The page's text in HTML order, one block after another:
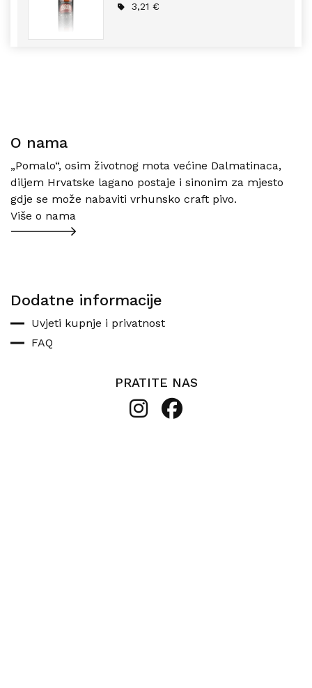
5
3,21€
O nama
„Pomalo“, osim životnog mota većine Dalmatinaca,
diljem Hrvatske lagano postaje i sinonim za mjesto
gdje se može nabaviti vrhunsko craft pivo.
Više o nama
Dodatne informacije
Uvjeti kupnje i privatnost
FAQ
PRATITE NAS